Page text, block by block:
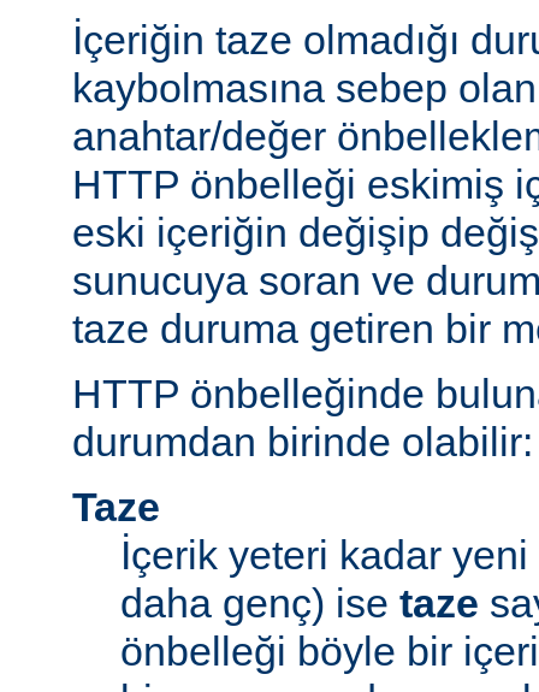
İçeriğin taze olmadığı
kaybolmasına sebep
anahtar/değer
HTTP önbelleği eskimiş
eski içeriğin değişip
sunucuya soran ve
taze duruma getiren bir
HTTP önbelleğinde
durumdan birinde olabilir:
Taze
İçerik yeteri kadar yeni
daha genç) ise taze
önbelleği böyle bir